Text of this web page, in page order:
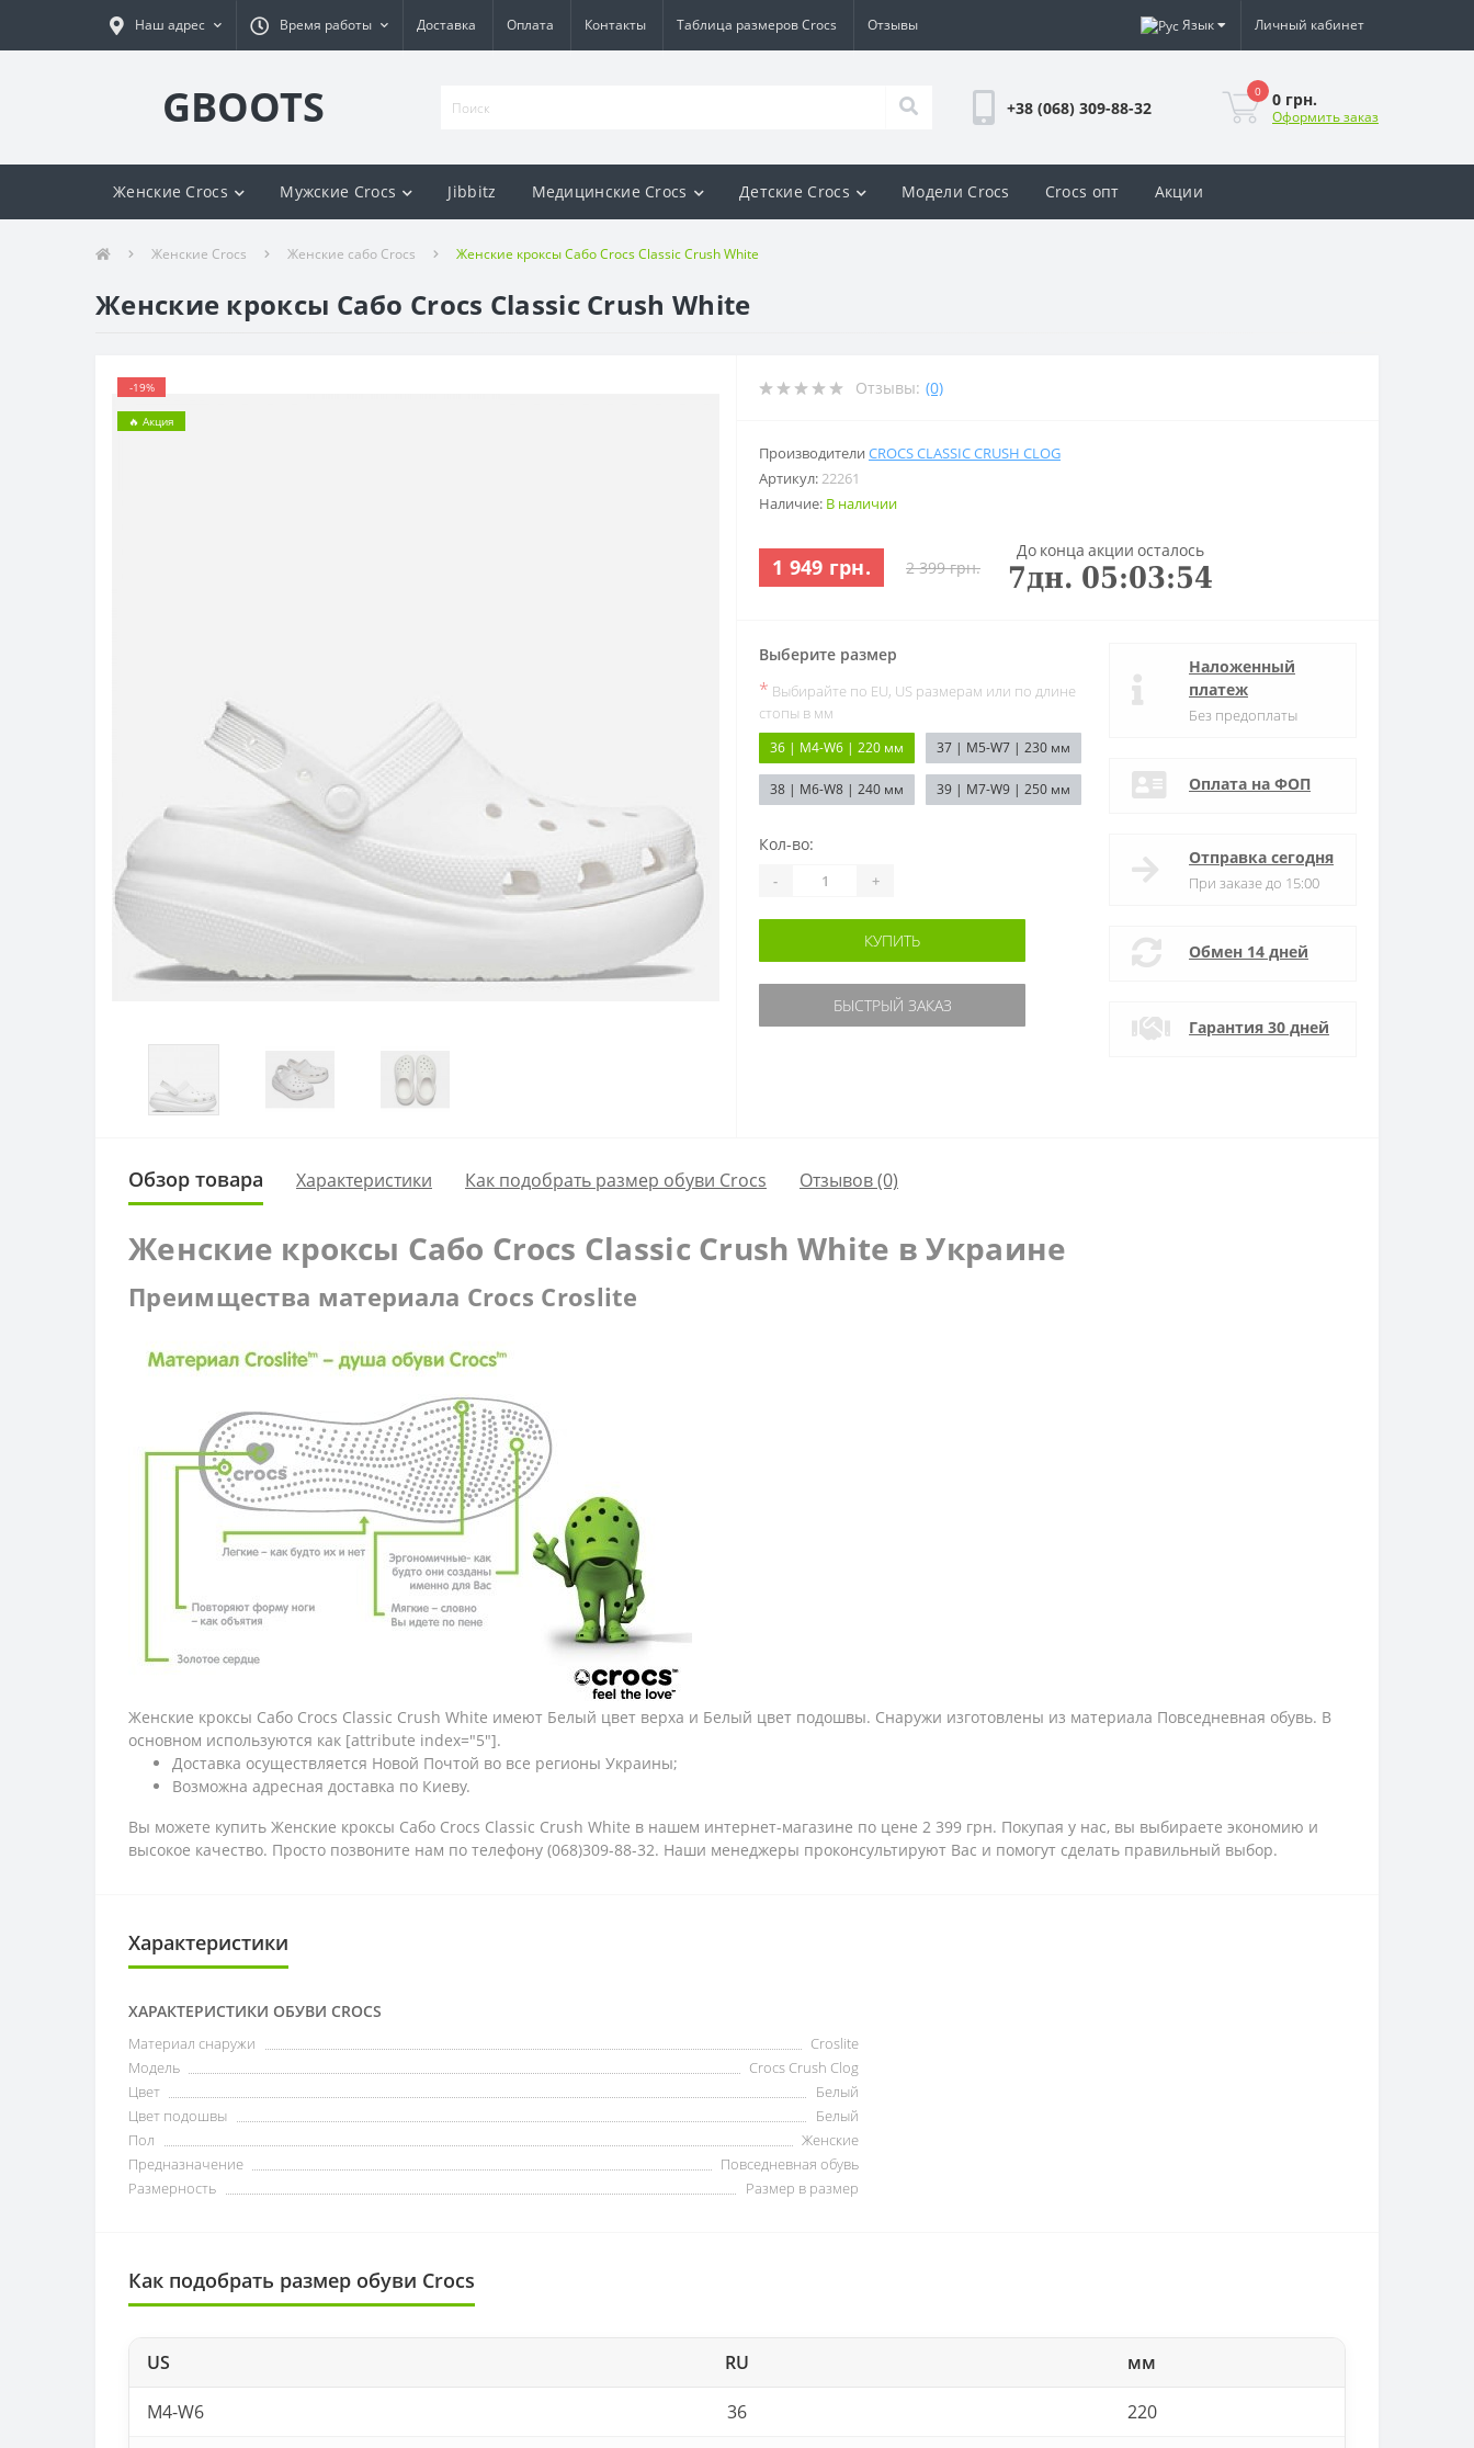
Наш адрес Время работы Доставка Оплата Контакты Таблица размеров Crocs Отзывы Язык Личный кабинет
GBOOTS +38 (068) 309-88-32
0 0 грн.
Оформить заказ
Женские Crocs Мужские Crocs Jibbitz Медицинские Crocs Детские Crocs Модели Crocs Crocs опт Акции
Женские Crocs Женские сабо Crocs Женские кроксы Сабо Crocs Classic Crush White
Женские кроксы Сабо Crocs Classic Crush White
-19%
🔥 Акция
Отзывы: (0)
Производители CROCS CLASSIC CRUSH CLOG
Артикул:22261
Наличие: В наличии
1 949 грн. 2 399 грн.
До конца акции осталось
7дн. 05:03:53
Выберите размер
* Выбирайте по EU, US размерам или по длине
стопы в мм
36 | M4-W6 | 220 мм 37 | M5-W7 | 230 мм
38 | M6-W8 | 240 мм 39 | M7-W9 | 250 мм
Кол-во:
- +
КУПИТЬ
БЫСТРЫЙ ЗАКАЗ
Наложенный
платеж
Без предоплаты
Оплата на ФОП
Отправка сегодня
При заказе до 15:00
Обмен 14 дней
Гарантия 30 дней
Обзор товара Характеристики Как подобрать размер обуви Crocs Отзывов (0)
Женские кроксы Сабо Crocs Classic Crush White в Украине
Преимщества материала Crocs Croslite
Женские кроксы Сабо Crocs Classic Crush White имеют Белый цвет верха и Белый цвет подошвы. Снаружи изготовлены из материала Повседневная обувь. В
основном используются как [attribute index="5"].
Доставка осуществляется Новой Почтой во все регионы Украины;
Возможна адресная доставка по Киеву.
Вы можете купить Женские кроксы Сабо Crocs Classic Crush White в нашем интернет-магазине по цене 2 399 грн. Покупая у нас, вы выбираете экономию и
высокое качество. Просто позвоните нам по телефону (068)309-88-32. Наши менеджеры проконсультируют Вас и помогут сделать правильный выбор.
Характеристики
ХАРАКТЕРИСТИКИ ОБУВИ CROCS
Материал снаружи
Croslite
Модель
Crocs Crush Clog
Цвет
Белый
Цвет подошвы
Белый
Пол
Женские
Предназначение
Повседневная обувь
Размерность
Размер в размер
Как подобрать размер обуви Crocs
US RU мм
M4-W6 36 220